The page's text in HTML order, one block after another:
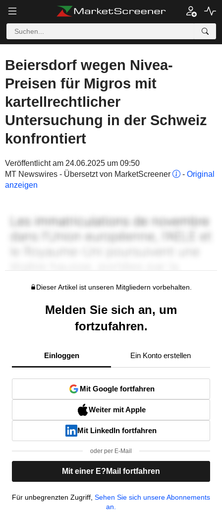
Beiersdorf wegen Nivea-
Preisen für Migros mit
kartellrechtlicher
Untersuchung in der Schweiz
konfrontiert
Veröffentlicht am 24.06.2025 um 09:50
MT Newswires - Übersetzt von MarketScreener
- Original
anzeigen
Dieser Artikel ist unseren Mitgliedern vorbehalten.
Melden Sie sich an, um
fortzufahren.
Einloggen Ein Konto erstellen
Mit Google fortfahren
Weiter mit Apple
Mit LinkedIn fortfahren
oder per E-Mail
Mit einer E?Mail fortfahren
Für unbegrenzten Zugriff, Sehen Sie sich unsere Abonnements
an.